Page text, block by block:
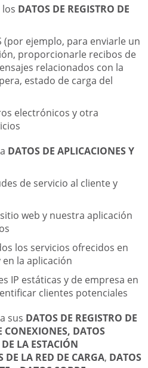
DATOS DE REGISTRO DE
(por ejemplo, para enviarle un
proporcionarle recibos de
relacionados con la
estado de carga del
electrónicos y otra
DATOS DE APLICACIONES Y
de servicio al cliente y
web y nuestra aplicación
los servicios ofrecidos en
la aplicación
IP estáticas y de empresa en
clientes potenciales
sus DATOS DE REGISTRO DE
CONEXIONES, DATOS
LA ESTACIÓN
DE LA RED DE CARGA, DATOS